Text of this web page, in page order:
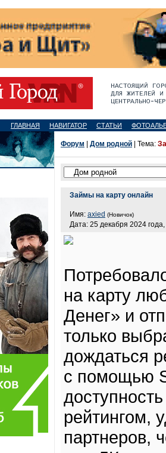
ГЛАВНАЯ НАВИГАТОР СТАТЬИ
Форум Дом родной | Тема:
Займы на карту онлайн
Имя: axied (Новичок)
Дата: 25 декабря 2024
на карту
Денег» и
только
дождаться
с помощью
рейтингом,
партнеров,